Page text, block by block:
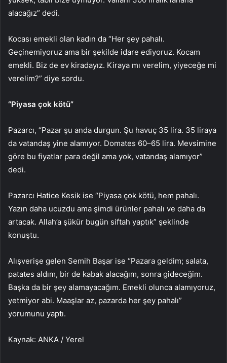
alacağız” dedi.
Kocası emekli olan kadın da “Her şey pahalı.
Geçinemiyoruz ama bir şekilde idare ediyoruz. Kocam
emekli. Biz de ev kiradayız. Kiraya mı verelim, yiyeceğe mi
verelim?” diye sordu.
“Piyasa çok kötü”
Pazarcı, “Pazar şu anda durgun. Şu havuç 35 lira. 35 liraya
da vatandaş yine alamıyor. Domates 60–65 lira. Mevsimine
göre bu fiyatlar para değil ama yok, vatandaş alamıyor”
dedi.
Pazarcı Hatice Kesik ise “Piyasa çok kötü, hem pahalı.
Yazın daha ucuzdu ama şimdi ürünler pahalı ve daha da
artacak. Allah’a şükür bugün siftah yaptık” şeklinde
konuştu.
Alışverişe gelen Semih Başar ise “Pazara geldim; salata,
patates aldım, bir de kabak alacağım, sonra gideceğim.
Başka da bir şey alamayacağım. Emekli olunca alamıyoruz,
yetmiyor abi. Maaşlar az, pazarda her şey pahalı”
yorumunu yaptı.
Kaynak: ANKA / Yerel